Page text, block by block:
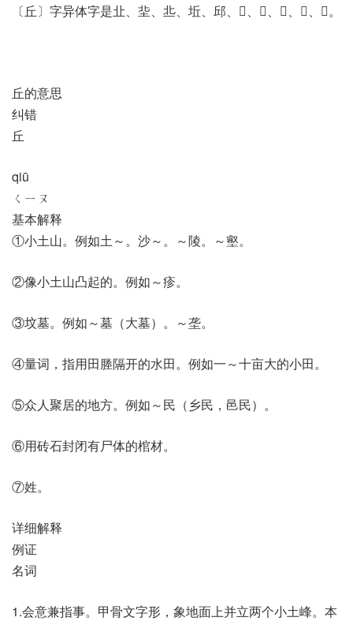
〔丘〕字异体字是㐀、㘳、丠、坵、邱、𠀈、𠀉、𠀌、𠤢、𡊣。
丘的意思
纠错
丘
qiū
ㄑㄧㄡ
基本解释
①小土山。例如土～。沙～。～陵。～壑。
②像小土山凸起的。例如～疹。
③坟墓。例如～墓（大墓）。～垄。
④量词，指用田塍隔开的水田。例如一～十亩大的小田。
⑤众人聚居的地方。例如～民（乡民，邑民）。
⑥用砖石封闭有尸体的棺材。
⑦姓。
详细解释
例证
名词
1.会意兼指事。甲骨文字形，象地面上并立两个小土峰。本